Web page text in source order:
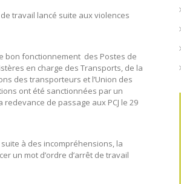
travail lancé suite aux violences
bon fonctionnement des Postes de
en charge des Transports, de la
des transporteurs et l’Union des
ont été sanctionnées par un
de passage aux PCJ le 29
à des incompréhensions, la
un mot d’ordre d’arrêt de travail